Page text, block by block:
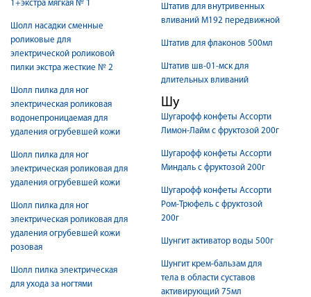
1+экстра мягкая № 1
Шолл насадки сменные
роликовые для
электрической роликовой
пилки экстра жесткие № 2
Шолл пилка для ног
электрическая роликовая
водонепроницаемая для
удаления огрубевшей кожи
Шолл пилка для ног
электрическая роликовая для
удаления огрубевшей кожи
Шолл пилка для ног
электрическая роликовая для
удаления огрубевшей кожи
розовая
Шолл пилка электрическая
для ухода за ногтями
Штатив для внутривенных
вливаний М192 передвижной
Штатив для флаконов 500мл
Штатив шв-01-мск для
длительных вливаний
Шу
Шугарофф конфеты Ассорти
Лимон-Лайм с фруктозой 200г
Шугарофф конфеты Ассорти
Миндаль с фруктозой 200г
Шугарофф конфеты Ассорти
Ром-Трюфель с фруктозой
200г
Шунгит активатор воды 500г
Шунгит крем-бальзам для
тела в области суставов
активирующий 75мл